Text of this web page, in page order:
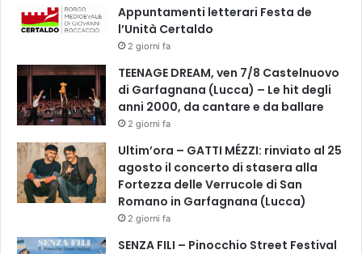
Appuntamenti letterari Festa de
l’Unità Certaldo
2 giorni fa
TEENAGE DREAM, ven 7/8 Castelnuovo
di Garfagnana (Lucca) – Le hit degli
anni 2000, da cantare e da ballare
2 giorni fa
Ultim’ora – GATTI MÉZZI: rinviato al 25
agosto il concerto di stasera alla
Fortezza delle Verrucole di San
Romano in Garfagnana (Lucca)
2 giorni fa
SENZA FILI – Pinocchio Street Festival